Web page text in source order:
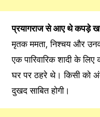
प्रयागराज से आए थे कपड़े
मृतक ममता, निश्चय और
एक पारिवारिक शादी के
घर पर ठहरे थे। किसी को
दुखद साबित होगी।